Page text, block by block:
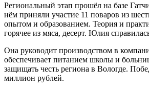
Региональный этап прошёл на базе
нём приняли участие 11 поваров из
опытом и образованием. Теория и
горячее из мяса, десерт. Юлия
Она руководит производством в
обеспечивает питанием школы и
защищать честь региона в Вологде.
миллион рублей.